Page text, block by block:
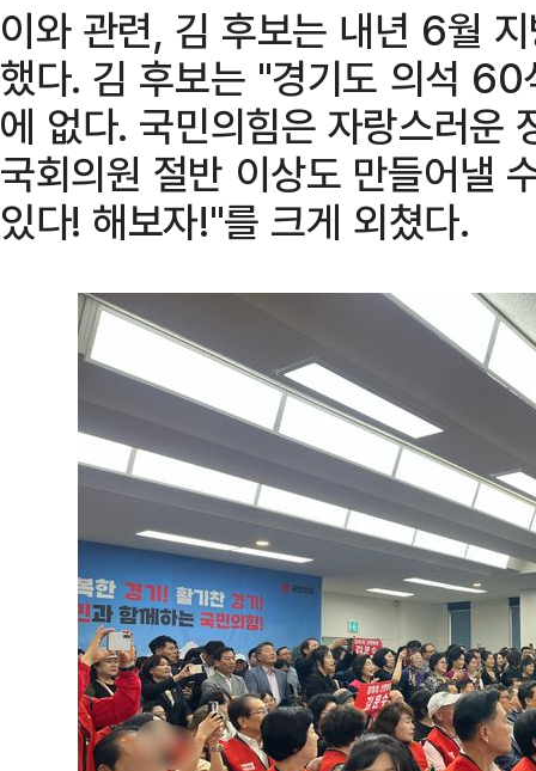
이와 관련, 김 후보는 내년 6월
했다. 김 후보는 "경기도 의석
에 없다. 국민의힘은 자랑스러운
국회의원 절반 이상도 만들어낼
있다! 해보자!"를 크게 외쳤다.